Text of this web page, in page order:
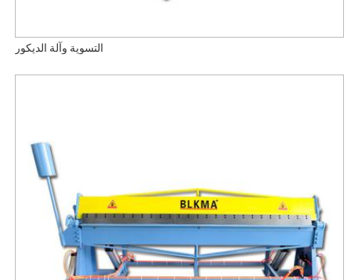
التسوية وآلة الديكور